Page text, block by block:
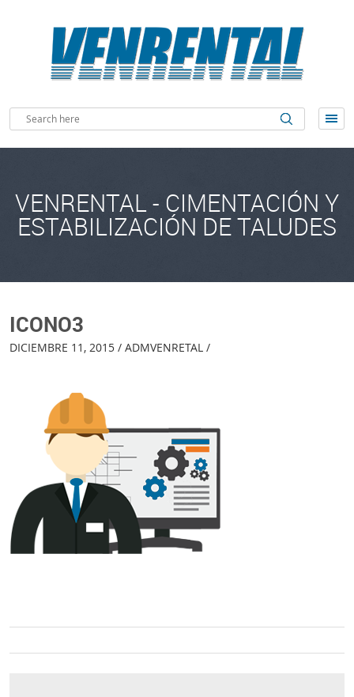
VENRENTAL - CIMENTACIÓN Y
ESTABILIZACIÓN DE TALUDES
ICONO3
DICIEMBRE 11, 2015 / ADMVENRETAL /